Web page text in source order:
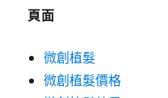
頁面
微創植髮
微創植髮價格